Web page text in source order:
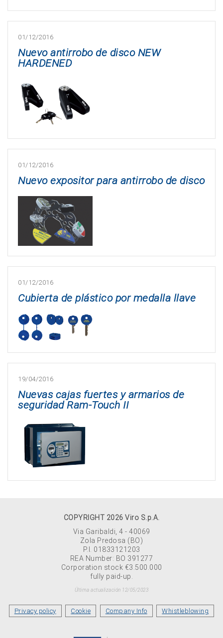
01/12/2016
Nuevo antirrobo de disco NEW
HARDENED
01/12/2016
Nuevo expositor para antirrobo de disco
01/12/2016
Cubierta de plástico por medalla llave
19/04/2016
Nuevas cajas fuertes y armarios de
seguridad Ram-Touch II
COPYRIGHT 2026 Viro S.p.A.
Via Garibaldi, 4 - 40069
Zola Predosa (BO)
P.I. 01833121203
REA Number: BO 391277
Corporation stock €3.500.000
fully paid-up.
Última actualización 12/05/2023
Privacy policy Cookie Company Info Whistleblowing